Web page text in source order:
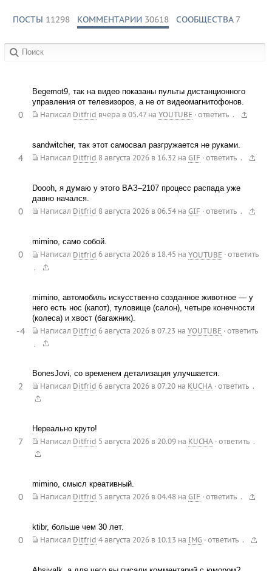
ПОСТЫ 11298 КОММЕНТАРИИ 30618 СООБЩЕСТВА 7
Begemot9, так на видео показаны пульты дистанционного
управления от телевизоров, а не от видеомагнитофонов.
Написал Ditfrid вчера в 05.47на YOUTUBE · ответить .
0
sandwitcher, так этот самосвал разгружается не руками.
Написал Ditfrid 8 августа 2026 в 16.32 на GIF · ответить .
4
Doooh, я думаю у этого ВАЗ–2107 процесс распада уже
давно начался.
Написал Ditfrid 8 августа 2026 в 06.54на GIF · ответить .
0
mimino, само собой.
Написал Ditfrid 6 августа 2026 в 18.45 на YOUTUBE · ответить
.
0
mimino, автомобиль искусственно созданное животное — у
него есть нос (капот), туловище (салон), четыре конечности
(колеса) и хвост (багажник).
Написал Ditfrid 6 августа 2026 в 07.23 на YOUTUBE · ответить
.
-4
BonesJovi, со временем детализация улучшается.
Написал Ditfrid 6 августа 2026 в 07.20на KUCHA · ответить .
2
Нереально круто!
Написал Ditfrid 5 августа 2026 в 20.09на KUCHA · ответить .
7
mimino, смысл креативный.
Написал Ditfrid 5 августа 2026 в 04.48на GIF · ответить .
0
ktibr, больше чем 30 лет.
Написал Ditfrid 4 августа 2026 в 10.13 на IMG · ответить .
0